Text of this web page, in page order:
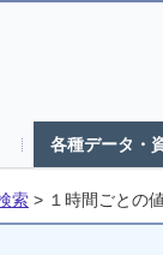
各種データ・
索 > １時間ごとの